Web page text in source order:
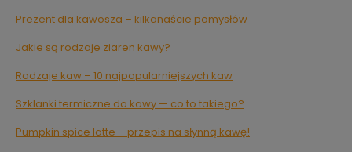
Prezent dla kawosza – kilkanaście pomysłów
Jakie są rodzaje ziaren kawy?
Rodzaje kaw – 10 najpopularniejszych kaw
Szklanki termiczne do kawy — co to takiego?
Pumpkin spice latte – przepis na słynną kawę!